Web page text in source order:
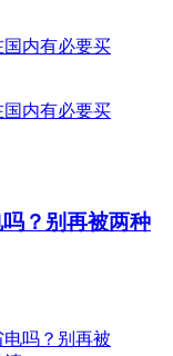
？别再被两种